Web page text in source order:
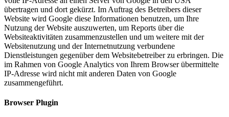
übertragen und dort gekürzt. Im Auftrag des Betreibers dieser
Website wird Google diese Informationen benutzen, um Ihre
Nutzung der Website auszuwerten, um Reports über die
Websiteaktivitäten zusammenzustellen und um weitere mit der
Websitenutzung und der Internetnutzung verbundene
Dienstleistungen gegenüber dem Websitebetreiber zu erbringen. Die
im Rahmen von Google Analytics von Ihrem Browser übermittelte
IP-Adresse wird nicht mit anderen Daten von Google
zusammengeführt.
Browser Plugin